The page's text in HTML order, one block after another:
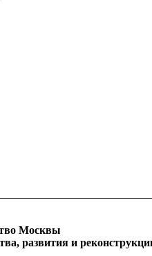
Москвы
развития и